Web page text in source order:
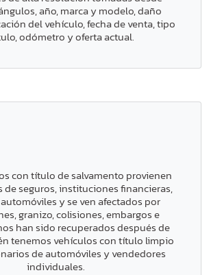
año, marca y modelo, daño
del vehículo, fecha de venta, tipo
odómetro y oferta actual.
con título de salvamento provienen
de seguros, instituciones financieras,
y se ven afectados por
granizo, colisiones, embargos e
han sido recuperados después de
tenemos vehículos con título limpio
de automóviles y vendedores
individuales.